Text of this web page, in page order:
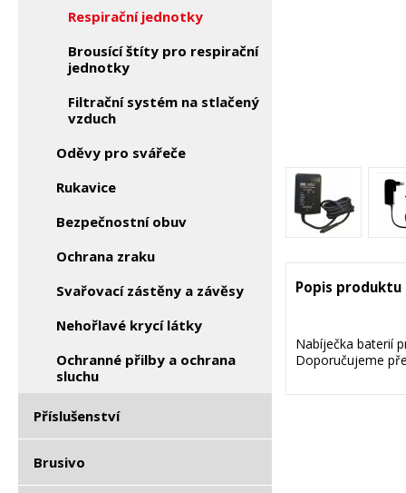
Respirační jednotky
Brousící štíty pro respirační
jednotky
Filtrační systém na stlačený
vzduch
Oděvy pro svářeče
Rukavice
Bezpečnostní obuv
Ochrana zraku
Svařovací zástěny a závěsy
Nehořlavé krycí látky
Ochranné přilby a ochrana
sluchu
Příslušenství
Brusivo
Popis produktu
Nabíječka baterií
Doporučujeme